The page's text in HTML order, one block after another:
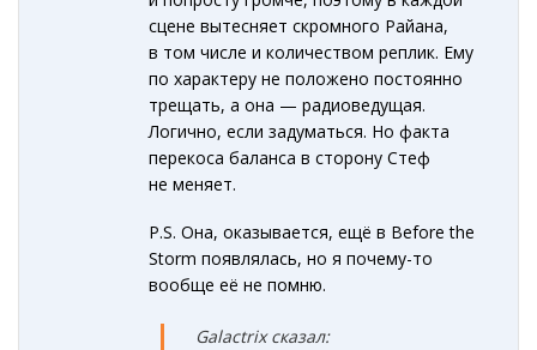
сцене вытесняет скромного Райана,
в том числе и количеством реплик. Ему
по характеру не положено постоянно
трещать, а она — радиоведущая.
Логично, если задуматься. Но факта
перекоса баланса в сторону Стеф
не меняет.
P.S. Она, оказывается, ещё в Before the
Storm появлялась, но я почему-то
вообще её не помню.
Galactrix сказал: